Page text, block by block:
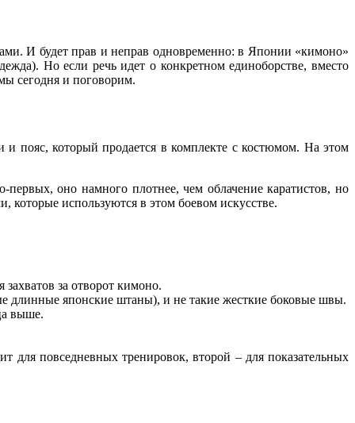
И будет прав и неправ одновременно: в Японии «кимоно»
Но если речь идет о конкретном единоборстве, вместо
сегодня и поговорим.
пояс, который продается в комплекте с костюмом. На этом
оно намного плотнее, чем облачение каратистов, но
которые используются в этом боевом искусстве.
за отворот кимоно.
длинные японские штаны), и не такие жесткие боковые швы.
выше.
повседневных тренировок, второй – для показательных